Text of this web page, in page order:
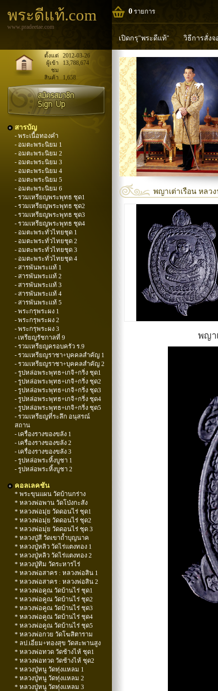
พระดีแท้.com
www.pradeetae.com
0 รายการ
เปิดกรุ"พระดีแท้" วิธีการสั่งจ
หลวงพ่อทวด หลวงปู่ทิม
พระพุทธวิริยากร
ตั้งแต่
2012-03-26
ผู้เข้า
ชม
13,788,674
สินค้า 1,658
สารบัญ
- พระเนื้อทองคำ
- อมตะพระนิยม 1
- อมตะพระนิยม 2
- อมตะพระนิยม 3
- อมตะพระนิยม 4
- อมตะพระนิยม 5
- อมตะพระนิยม 6
- รวมเหรียญพระพุทธ ชุด1
- รวมเหรียญพระพุทธ ชุด2
- รวมเหรียญพระพุทธ ชุด3
- รวมเหรียญพระพุทธ ชุด4
- อมตะพระทั่วไทยชุด 1
- อมตะพระทั่วไทยชุด 2
- อมตะพระทั่วไทยชุด 3
- อมตะพระทั่วไทยชุด 4
- สารพันพระแท้ 1
- สารพันพระแท้ 2
- สารพันพระแท้ 3
- สารพันพระแท้ 4
- สารพันพระแท้ 5
- พระกรุพระผง 1
- พระกรุพระผง 2
- พระกรุพระผง 3
- เหรียญรัชกาลที่ 9
- รวมเหรียญครอบครัว ร.9
- รวมเหรียญราชา+บุคคลสำคัญ 1
- รวมเหรียญราชา+บุคคลสำคัญ 2
- รูปหล่อพระพุทธ+เกจิ+กริ่ง ชุด1
- รูปหล่อพระพุทธ+เกจิ+กริ่ง ชุด2
- รูปหล่อพระพุทธ+เกจิ+กริ่ง ชุด3
- รูปหล่อพระพุทธ+เกจิ+กริ่ง ชุด4
- รูปหล่อพระพุทธ+เกจิ+กริ่ง ชุด5
- รวมเหรียญที่ระลึก อนุสรณ์
สถาน
- เครื่องรางของขลัง 1
- เครื่องรางของขลัง 2
- เครื่องรางของขลัง 3
- รูปหล่อพระหิ้งบูชา 1
- รูปหล่อพระหิ้งบูชา 2
คอลเลคชัน
* พระขุนแผน วัดบ้านกร่าง
* หลวงพ่อพาน วัดโป่งกะสัง
* หลวงพ่อมุ่ย วัดดอนไร่ ชุด1
* หลวงพ่อมุ่ย วัดดอนไร่ ชุด2
* หลวงพ่อมุ่ย วัดดอนไร่ ชุด 3
* หลวงปู่สี วัดเขาถ้ำบุญนาค
* หลวงปู่หลิว วัดไร่แตงทอง 1
* หลวงปู่หลิว วัดไร่แตงทอง 2
* หลวงปู่ทิม วัดระหารไร่
* หลวงพ่อสาคร : หลวงพ่อสิน 1
* หลวงพ่อสาคร : หลวงพ่อสิน 2
* หลวงพ่อคูณ วัดบ้านไร่ ชุด1
* หลวงพ่อคูณ วัดบ้านไร่ ชุด2
* หลวงพ่อคูณ วัดบ้านไร่ ชุด3
* หลวงพ่อคูณ วัดบ้านไร่ ชุด4
* หลวงพ่อคูณ วัดบ้านไร่ ชุด5
* หลวงพ่อกวย วัดโฆสิตาราม
* ลป.เอี่ยม+ทองสุข วัดสะพานสูง
* หลวงพ่อทวด วัดช้างไห้ ชุด1
* หลวงพ่อทวด วัดช้างไห้ ชุด2
* หลวงปู่หนู วัดทุ่งแหลม 1
* หลวงปู่หนู วัดทุ่งแหลม 2
* หลวงปู่หนู วัดทุ่งแหลม 3
พญาเต่าเรือน หลว
พญา